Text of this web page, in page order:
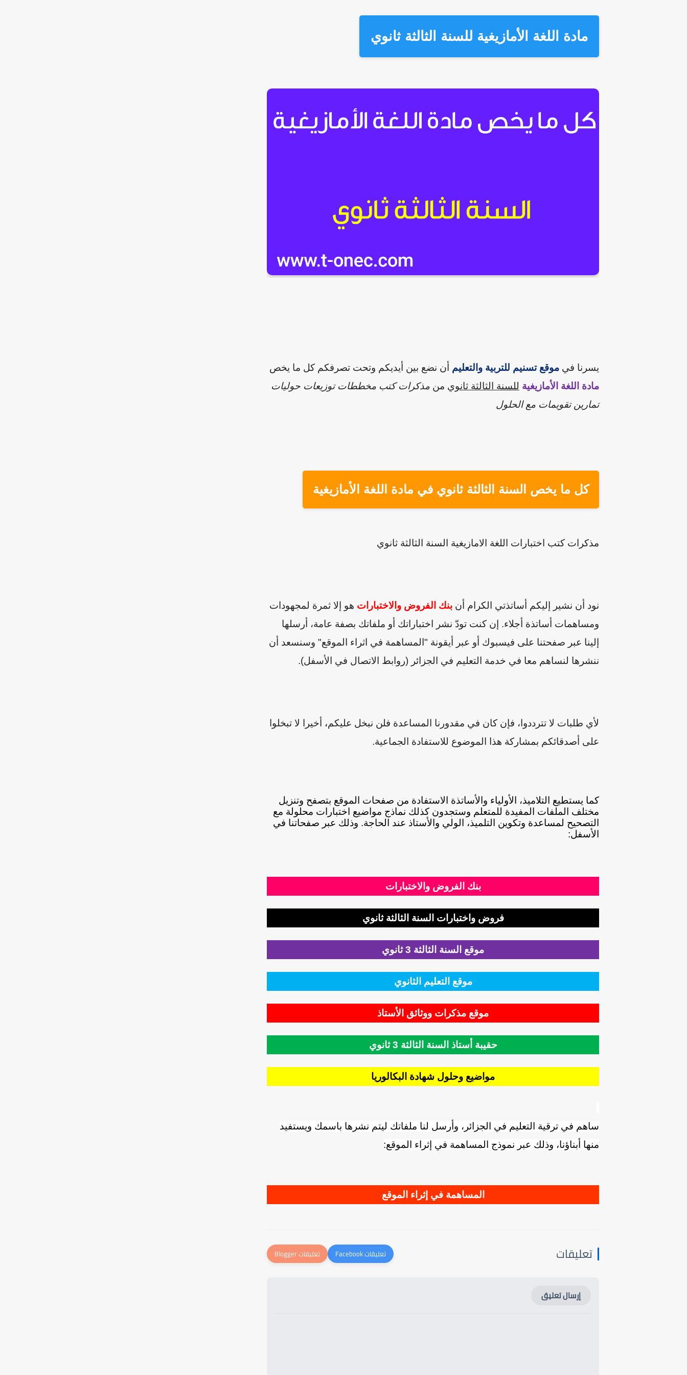
مادة اللغة الأمازيغية للسنة الثالثة ثانوي
يسرنا في موقع تسنيم للتربية والتعليم أن نضع بين أيديكم وتحت تصرفكم كل ما يخص
مادة اللغة الأمازيغية للسنة الثالثة ثانوي من مذكرات كتب مخططات توزيعات حوليات
تمارين تقويمات مع الحلول
كل ما يخص السنة الثالثة ثانوي في مادة اللغة الأمازيغية
مذكرات كتب اختبارات اللغة الامازيغية السنة الثالثة ثانوي
نود أن نشير إليكم أساتذتي الكرام أن بنك الفروض والاختبارات هو إلا ثمرة لمجهودات
ومساهمات أساتذة أجلاء. إن كنت تودّ نشر اختباراتك أو ملفاتك بصفة عامة، أرسلها
إلينا عبر صفحتنا على فيسبوك أو عبر أيقونة "المساهمة في اثراء الموقع" وسنسعد أن
ننشرها لنساهم معا في خدمة التعليم في الجزائر (روابط الاتصال في الأسفل).
لأي طلبات لا تترددوا، فإن كان في مقدورنا المساعدة فلن نبخل عليكم، أخيرا لا تبخلوا
على أصدقائكم بمشاركة هذا الموضوع للاستفادة الجماعية.
كما يستطيع التلاميذ، الأولياء والأساتذة الاستفادة من صفحات الموقع بتصفح وتنزيل
مختلف الملفات المفيدة للمتعلم وستجدون كذلك نماذج مواضيع اختبارات محلولة مع
التصحيح لمساعدة وتكوين التلميذ، الولي والأستاذ عند الحاجة. وذلك عبر صفحاتنا في
الأسفل:
بنك الفروض والاختبارات
فروض واختبارات السنة الثالثة ثانوي
موقع السنة الثالثة 3 ثانوي
موقع التعليم الثانوي
موقع مذكرات ووثائق الأستاذ
حقيبة أستاذ السنة الثالثة 3 ثانوي
مواضيع وحلول شهادة البكالوريا
ساهم في ترقية التعليم في الجزائر، وأرسل لنا ملفاتك ليتم نشرها باسمك ويستفيد
منها أبناؤنا، وذلك عبر نموذج المساهمة في إثراء الموقع:
المساهمة في إثراء الموقع
تعليقات
إرسال تعليق